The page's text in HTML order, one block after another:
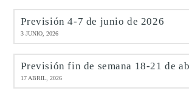
Previsión 4-7 de junio de 2026
3 JUNIO, 2026
Previsión fin de semana 18-21 de
17 ABRIL, 2026